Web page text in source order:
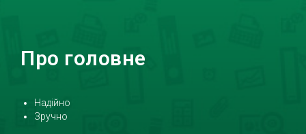
Про головне
Надійно
Зручно